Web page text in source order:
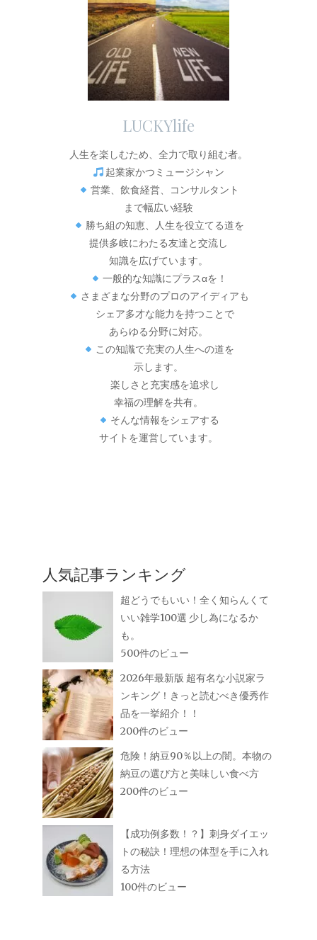
LUCKYlife
人生を楽しむため、全力で取り組む者。
起業家かつミュージシャン
営業、飲食経営、コンサルタント
まで幅広い経験
勝ち組の知恵、人生を役立てる道を
提供多岐にわたる友達と交流し
知識を広げています。
一般的な知識にプラスαを！
さまざまな分野のプロのアイディアも
シェア多才な能力を持つことで
あらゆる分野に対応。
この知識で充実の人生への道を
示します。
楽しさと充実感を追求し
幸福の理解を共有。
そんな情報をシェアする
サイトを運営しています。
人気記事ランキング
超どうでもいい！全く知らんくて
いい雑学100選 少し為になるか
も。
500件のビュー
2026年最新版 超有名な小説家ラ
ンキング！きっと読むべき優秀作
品を一挙紹介！！
200件のビュー
危険！納豆90％以上の闇。本物の
納豆の選び方と美味しい食べ方
200件のビュー
【成功例多数！？】刺身ダイエッ
トの秘訣！理想の体型を手に入れ
る方法
100件のビュー